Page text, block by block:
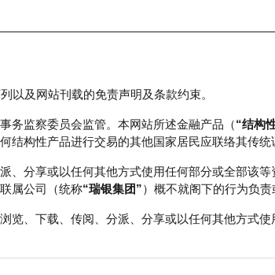
场统计 瑞银轮证教室
以及网站刊载的免责声明及条款约束。
务监察委员会监管。本网站所述金融产品（“结构
结构性产品进行交易的其他国家居民应联络其传统
、分享或以任何其他方式使用任何部分或全部该
属公司（统称“瑞银集团”）概不就阁下的行为负责
览、下载、传阅、分派、分享或以任何其他方式